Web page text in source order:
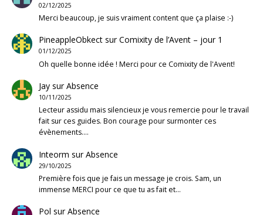
02/12/2025
Merci beaucoup, je suis vraiment content que ça plaise :-)
PineappleObkectsurComixity de l’Avent – jour 1
01/12/2025
Oh quelle bonne idée ! Merci pour ce Comixity de l'Avent!
JaysurAbsence
10/11/2025
Lecteur assidu mais silencieux je vous remercie pour le travail
fait sur ces guides. Bon courage pour surmonter ces
évènements.…
Inteorm surAbsence
29/10/2025
Première fois que je fais un message je crois. Sam, un
immense MERCI pour ce que tu as fait et…
Pol surAbsence